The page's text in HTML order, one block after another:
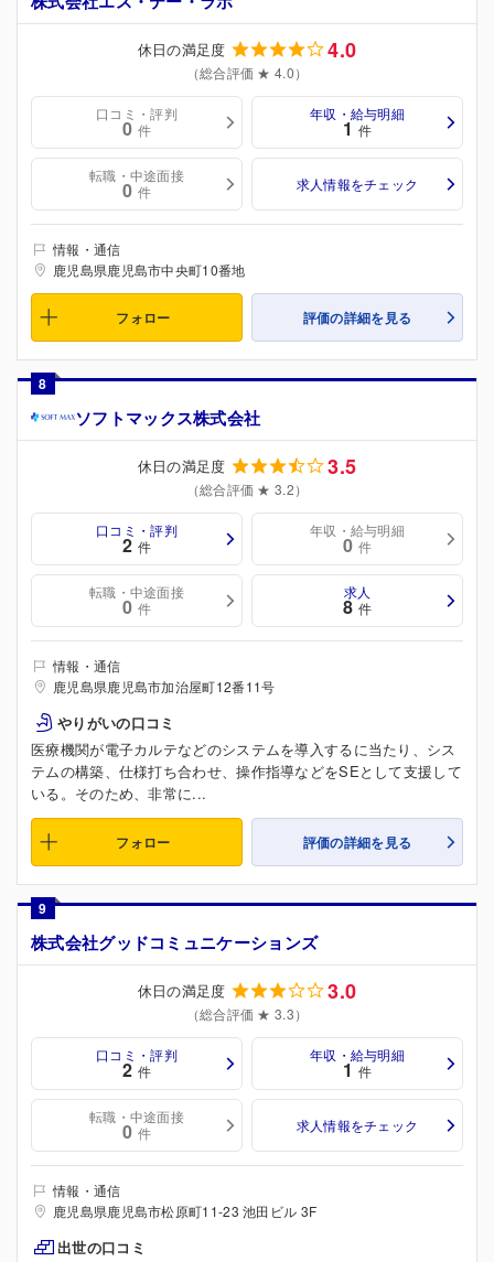
休日の満足度 4.0
（総合評価 ★ 4.0）
口コミ・評判
0 件
年収・給与明細
1 件
転職・中途面接
0 件 求人情報をチェック
情報・通信
鹿児島県鹿児島市中央町10番地
フォロー 評価の詳細を見る
8
ソフトマックス株式会社
休日の満足度 3.5
（総合評価 ★ 3.2）
口コミ・評判
2 件
年収・給与明細
0 件
転職・中途面接
0 件
求人
8 件
情報・通信
鹿児島県鹿児島市加治屋町12番11号
やりがいの口コミ
医療機関が電子カルテなどのシステムを導入するに当たり、シス
テムの構築、仕様打ち合わせ、操作指導などをSEとして支援して
いる。そのため、非常に...
フォロー 評価の詳細を見る
9
株式会社グッドコミュニケーションズ
休日の満足度 3.0
（総合評価 ★ 3.3）
口コミ・評判
2 件
年収・給与明細
1 件
転職・中途面接
0 件 求人情報をチェック
情報・通信
鹿児島県鹿児島市松原町11-23 池田ビル 3F
出世の口コミ